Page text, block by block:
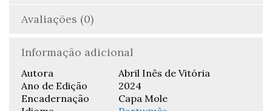
Avaliações (0)
Informação adicional
Autora
Abril Inês de Vitória
Ano de Edição
2024
Encadernação
Capa Mole